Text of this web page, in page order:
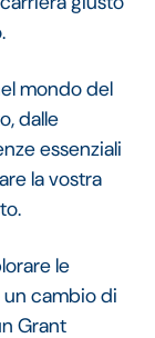
mondo del
dalle
essenziali
la vostra
le
cambio di
Grant